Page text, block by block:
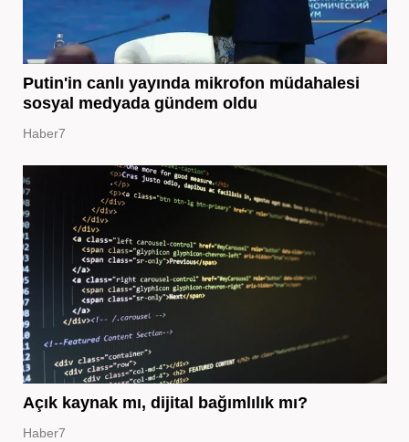
Putin'in canlı yayında mikrofon müdahalesi
sosyal medyada gündem oldu
Haber7
Açık kaynak mı, dijital bağımlılık mı?
Haber7